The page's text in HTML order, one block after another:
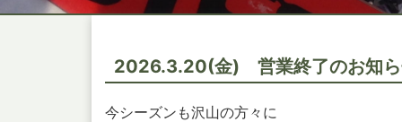
2026.3.20(金) 営業終了のお知
今シーズンも沢山の方々に